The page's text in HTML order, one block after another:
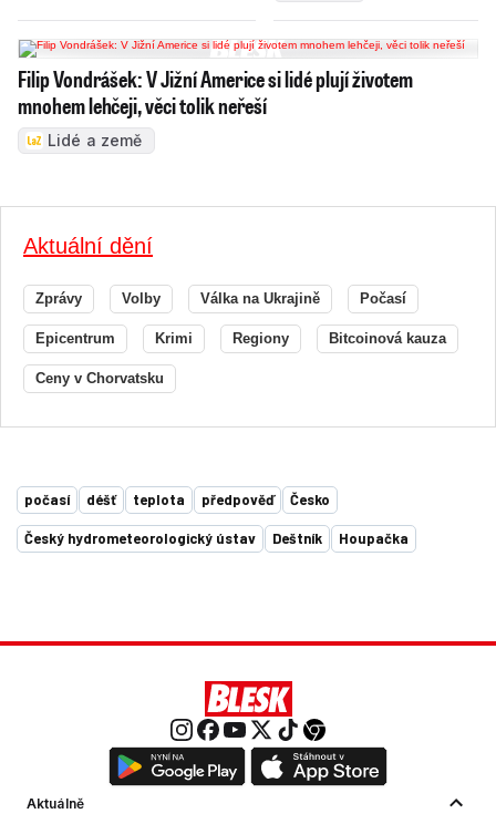
Filip Vondrášek: V Jižní Americe si lidé plují životem
mnohem lehčeji, věci tolik neřeší
Lidé a země
Aktuální dění
Zprávy Volby Válka na Ukrajině Počasí
Epicentrum Krimi Regiony Bitcoinová kauza
Ceny v Chorvatsku
počasí déšť teplota předpověď Česko
Český hydrometeorologický ústav Deštník Houpačka
Aktuálně